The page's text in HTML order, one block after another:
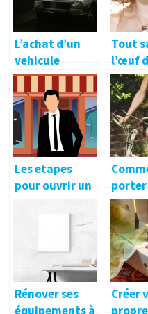
L’achat d’un
vehicule
d’occasion
seduit
Tout
l’œuf
es,
et
Les etapes
pour ouvrir un
magasin
porter
robe
toute
?
Rénover ses
équipements à
Créer